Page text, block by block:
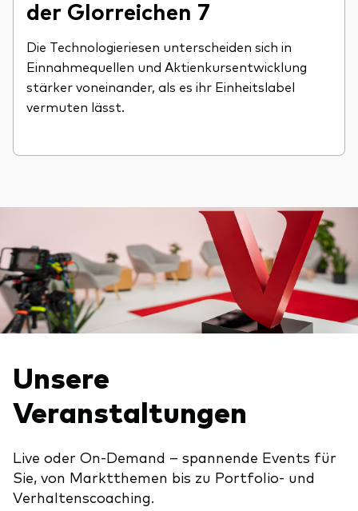
der Glorreichen 7
Die Technologieriesen unterscheiden sich in
Einnahmequellen und Aktienkursentwicklung
stärker voneinander, als es ihr Einheitslabel
vermuten lässt.
Unsere
Veranstaltungen
Live oder On-Demand – spannende Events für
Sie, von Marktthemen bis zu Portfolio- und
Verhaltenscoaching.